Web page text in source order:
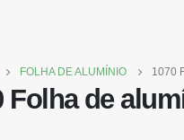
FOLHA DE ALUMÍNIO 1070
Folha de